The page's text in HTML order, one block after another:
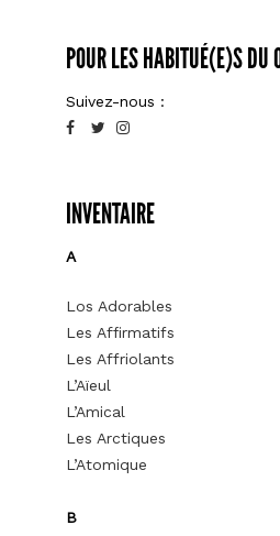
POUR LES HABITUÉ(E)S DU
Suivez-nous :
INVENTAIRE
A
Los Adorables
Les Affirmatifs
Les Affriolants
L’Aïeul
L’Amical
Les Arctiques
L’Atomique
B